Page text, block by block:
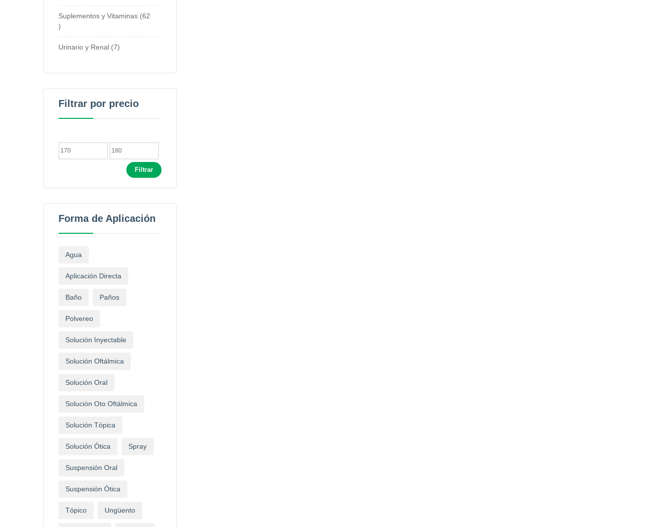
Suplementos y Vitaminas 62
Urinario y Renal 7
Filtrar por precio
Filtrar
Forma de Aplicación
Agua
Aplicación Directa
Baño Paños
Polvereo
Solución Inyectable
Solución Oftálmica
Solución Oral
Solución Oto Oftálmica
Solución Tópica
Solución Ótica Spray
Suspensión Oral
Suspensión Ótica
Tópico Ungüento